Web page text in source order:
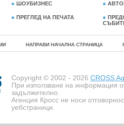
ШОУБИЗНЕС
ПРЕГЛЕД НА ПЕЧАТА
НАПРАВИ НАЧАЛНА СТРАНИЦА
Copyright © 2002 - 2026 CROSS
При използване на информация
задължително.
Агенция Кросс не носи
уебстраници.